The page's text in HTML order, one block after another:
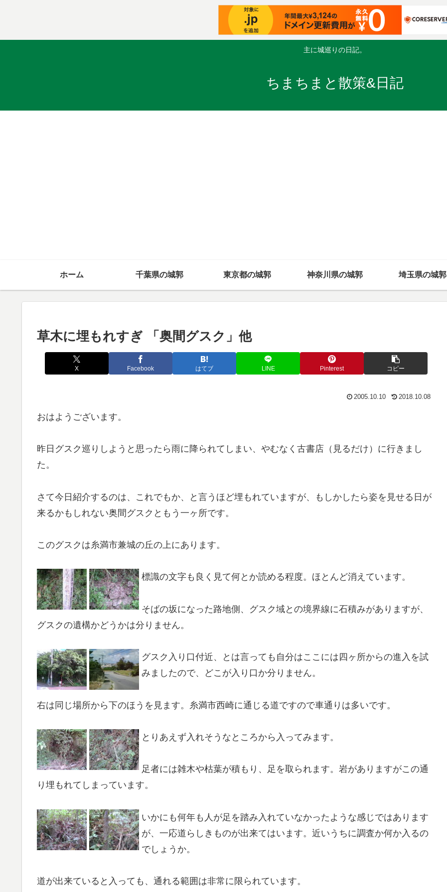
主に城巡りの日記。
ちまちまと散策&日記
ホーム 千葉県の城郭 東京都の城郭 神奈川県の城郭 埼玉県の城郭
草木に埋もれすぎ 「奥間グスク」他
X Facebook はてブ LINE Pinterest コピー
2005.10.10 2018.10.08
おはようございます。
昨日グスク巡りしようと思ったら雨に降られてしまい、やむなく古書店（見るだけ）に行きまし
た。
さて今日紹介するのは、これでもか、と言うほど埋もれていますが、もしかしたら姿を見せる日が
来るかもしれない奥間グスクともう一ヶ所です。
このグスクは糸満市兼城の丘の上にあります。
標識の文字も良く見て何とか読める程度。ほとんど消えています。
そばの坂になった路地側、グスク域との境界線に石積みがありますが、
グスクの遺構かどうかは分りません。
グスク入り口付近、とは言っても自分はここには四ヶ所からの進入を試
みましたので、どこが入り口か分りません。
右は同じ場所から下のほうを見ます。糸満市西崎に通じる道ですので車通りは多いです。
とりあえず入れそうなところから入ってみます。
足者には雑木や枯葉が積もり、足を取られます。岩がありますがこの通
り埋もれてしまっています。
いかにも何年も人が足を踏み入れていなかったような感じではあります
が、一応道らしきものが出来てはいます。近いうちに調査か何か入るの
でしょうか。
道が出来ていると入っても、通れる範囲は非常に限られています。